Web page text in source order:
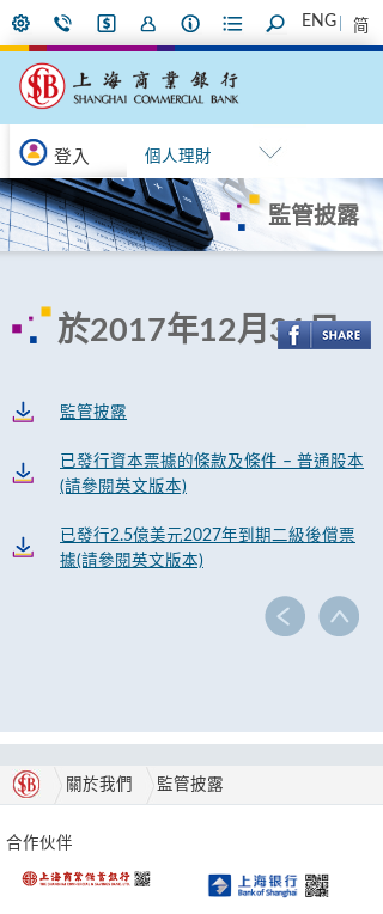
ENG 简
登入 個人理財
監管披露
於2017年12月31日
監管披露
已發行資本票據的條款及條件 – 普通股本
(請參閱英文版本)
已發行2.5億美元2027年到期二級後償票
據(請參閱英文版本)
關於我們 監管披露
合作伙伴